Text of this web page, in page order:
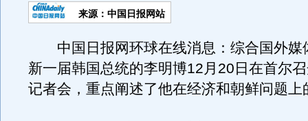
来源：中国日报网站
中国日报网环球在线消息：综合国外媒
新一届韩国总统的李明博12月20日在首尔
记者会，重点阐述了他在经济和朝鲜问题上